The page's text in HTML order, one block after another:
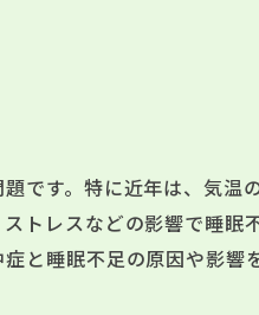
です。特に近年は、気温
トレスなどの影響で睡眠
と睡眠不足の原因や影